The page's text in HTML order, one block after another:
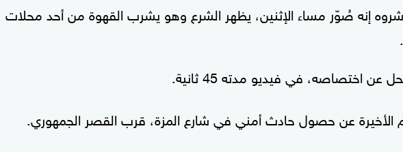
إنه صُوّر مساء الإثنين، يظهر الشرع وهو يشرب القهوة من أحد محلات
اختصاصه، في فيديو مدته 45 ثانية.
عن حصول حادث أمني في شارع المزة، قرب القصر الجمهوري.